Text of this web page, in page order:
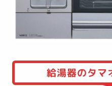
給湯器のタマ